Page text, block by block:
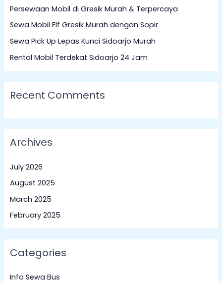
f
o
r
:
Persewaan Mobil di Gresik Murah & Terpercaya
Sewa Mobil Elf Gresik Murah dengan Sopir
Sewa Pick Up Lepas Kunci Sidoarjo Murah
Rental Mobil Terdekat Sidoarjo 24 Jam
Recent Comments
Archives
July 2026
August 2025
March 2025
February 2025
Categories
Info Sewa Bus